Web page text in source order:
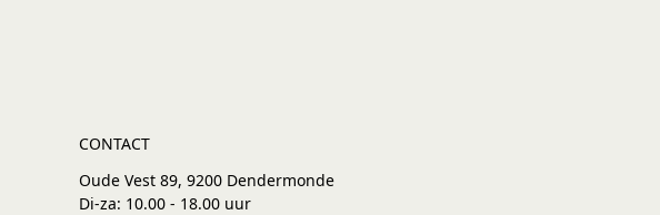
CONTACT
Oude Vest 89, 9200 Dendermonde
Di-za: 10.00 - 18.00 uur